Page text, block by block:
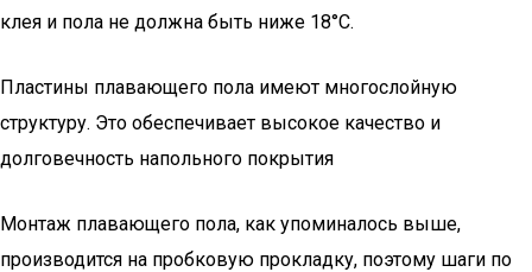
клея и пола не должна быть ниже 18°С.
Пластины плавающего пола имеют многослойную
структуру. Это обеспечивает высокое качество и
долговечность напольного покрытия
Монтаж плавающего пола, как упоминалось выше,
производится на пробковую прокладку, поэтому шаги по